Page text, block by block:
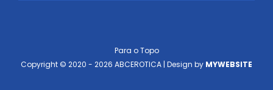
Copyright © 2020 - 2026 ABCEROTICA | Design by MYWEBSITE
Para o Topo